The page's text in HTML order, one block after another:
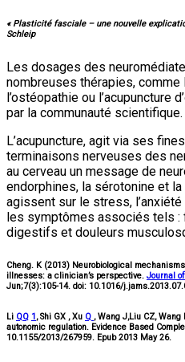
« Plasticité fasciale – une nouvelle
Schleip
Les dosages des
nombreuses thérapies,
l’ostéopathie ou l’acupuncture
par la communauté scientifique.
L’acupuncture, agit via ses
terminaisons nerveuses des
au cerveau un message de
endorphines, la sérotonine et
agissent sur le stress,
les symptômes associés tels :
digestifs et douleurs
Cheng. K (2013) Neurobiological
illnesses: a clinician’s perspective. Journal
Jun;7(3):105-14. doi: 10.1016/
Li QQ 1 , Shi GX , Xu Q , Wang J,Liu CZ,
autonomic regulation. Evidence Based
10.1155/2013/267959. Epub 2013 May 26.